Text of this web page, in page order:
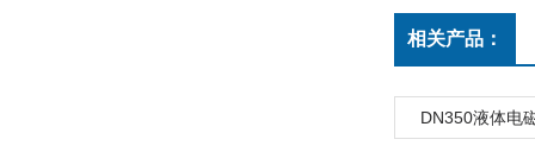
相关产品：
DN350液体电